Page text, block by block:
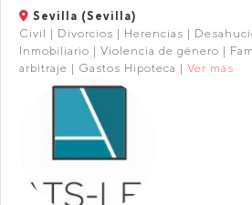
Sevilla (Sevilla)
Civil | Divorcios | Herencias |
Inmobiliario | Violencia de género |
arbitraje | Gastos Hipoteca | Ver más